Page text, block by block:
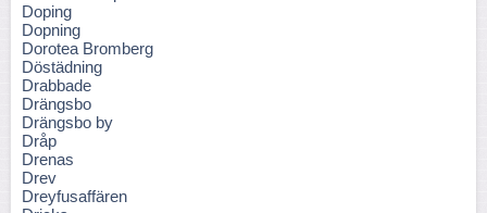
Doping
Dopning
Dorotea Bromberg
Döstädning
Drabbade
Drängsbo
Drängsbo by
Dråp
Drenas
Drev
Dreyfusaffären